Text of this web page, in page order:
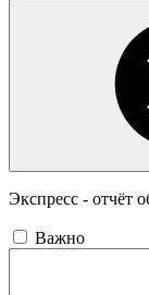
Экспресс - отчёт
Важно